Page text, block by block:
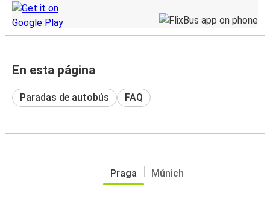
En esta página
Paradas de autobús FAQ
Praga Múnich